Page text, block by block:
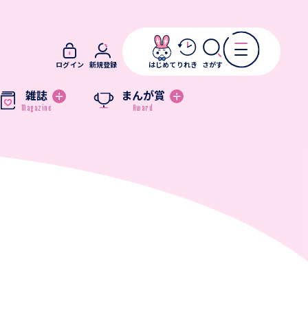
雑誌 まんが賞
ログイン 新規登録 はじめて りれき さがす